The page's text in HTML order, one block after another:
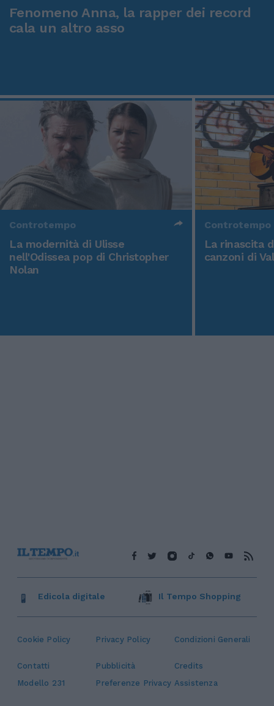
Fenomeno Anna, la rapper dei record
cala un altro asso
Controtempo
La modernità di Ulisse
nell'Odissea pop di Christopher
Nolan
Controtempo
La rinascita
canzoni di
Cookie Policy Privacy Policy Condizioni Generali
Contatti Pubblicità
Credits
Modello 231
Preferenze Privacy Assistenza
Edicola digitale Il Tempo Shopping